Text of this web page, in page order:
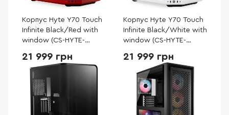
Корпус Hyte Y70 Touch
Infinite Black/Red with
window (CS-HYTE-
21 999 грн
Корпус Hyte Y70 Touch
Infinite Black/White with
window (CS-HYTE-
21 999 грн